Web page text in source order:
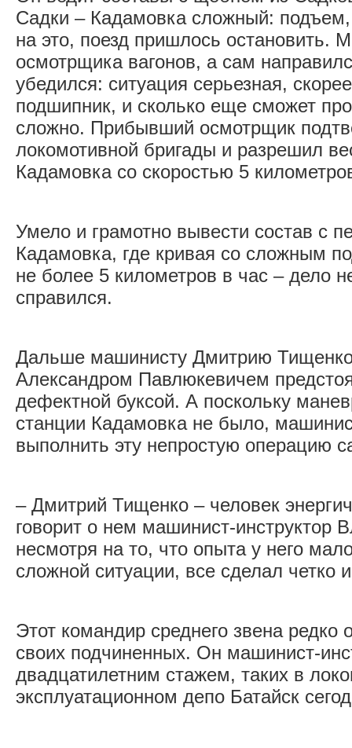
Садки – Кадамовка сложный:
на это, поезд пришлось остановить.
осмотрщика вагонов, а сам
убедился: ситуация серьезная,
подшипник, и сколько еще сможет
сложно. Прибывший осмотр­щик
локомотивной бригады и разрешил
Кадамовка со скоростью 5
Умело и грамотно вывести состав с
Кадамовка, где кривая со сложным
не более 5 километров в час – дело
справился.
Дальше машинисту Дмитрию
Александром Павлюкевичем
дефектной буксой. А поскольку
станции Кадамовка не было,
выполнить эту непростую операцию
– Дмитрий Тищенко – человек
говорит о нем машинист-инструктор
несмотря на то, что опыта у него
сложной ситуации, все сделал четко
Этот командир среднего звена редко
своих подчиненных. Он машинист-
двадцатилетним стажем, таких в
эксплуатационном депо Батайск